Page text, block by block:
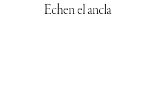
Echen el ancla